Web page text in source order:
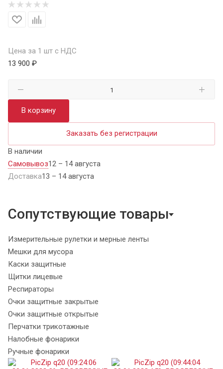
Цена за 1 шт с НДС
13 900 ₽
В корзину
Заказать без регистрации
В наличии
Самовывоз12 – 14 августа
Доставка13 – 14 августа
Сопутствующие товары
Измерительные рулетки и мерные ленты
Мешки для мусора
Каски защитные
Щитки лицевые
Респираторы
Очки защитные закрытые
Очки защитные открытые
Перчатки трикотажные
Налобные фонарики
Ручные фонарики